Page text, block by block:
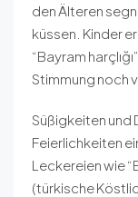
den Älteren
küssen. Kinder
“Bayram
Stimmung noch
Süßigkeiten und
Feierlichkeiten
Leckereien wie
(türkische